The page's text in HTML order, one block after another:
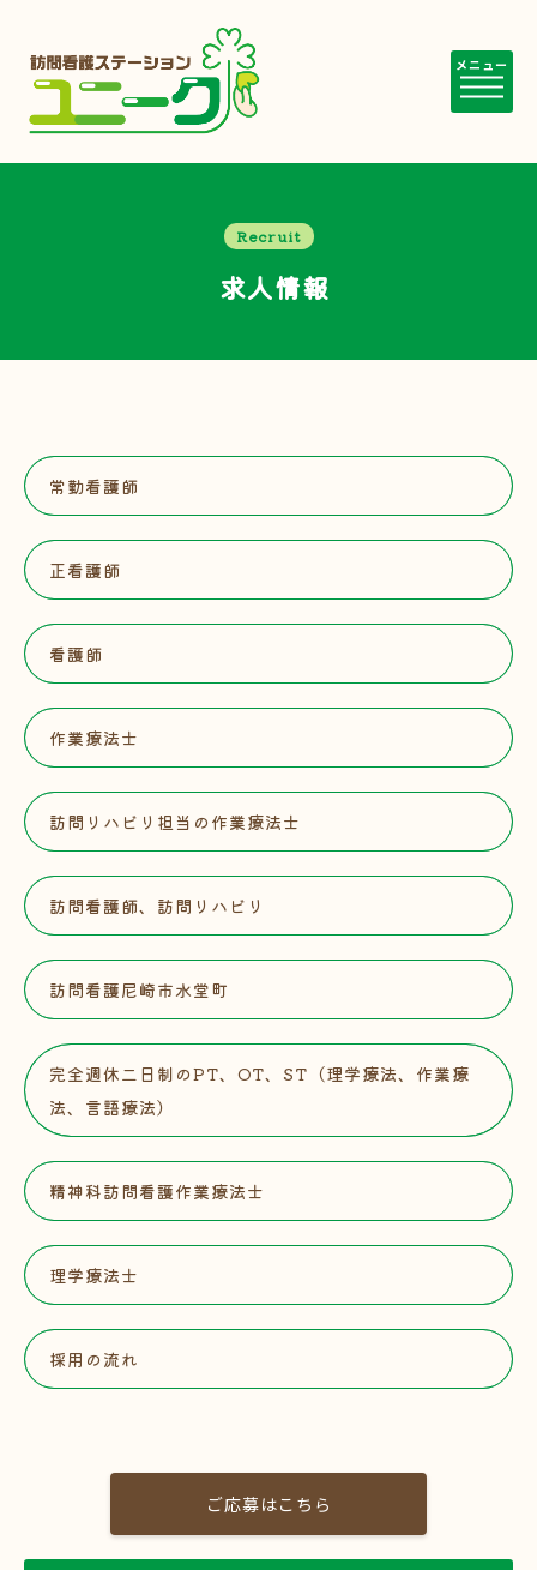
メニュー
Recruit
求人情報
常勤看護師
正看護師
看護師
作業療法士
訪問リハビリ担当の作業療法士
訪問看護師、訪問リハビリ
訪問看護尼崎市水堂町
完全週休二日制のPT、OT、ST（理学療法、作業療
法、言語療法）
精神科訪問看護作業療法士
理学療法士
採用の流れ
ご応募はこちら